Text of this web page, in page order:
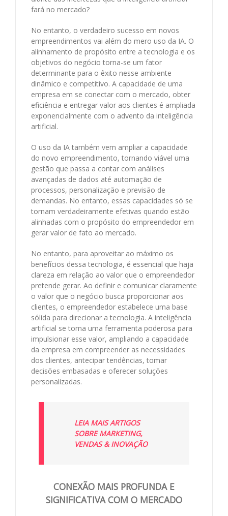
fará no mercado?
No entanto, o verdadeiro sucesso em novos
empreendimentos vai além do mero uso da IA. O
alinhamento de propósito entre a tecnologia e os
objetivos do negócio torna-se um fator
determinante para o êxito nesse ambiente
dinâmico e competitivo. A capacidade de uma
empresa em se conectar com o mercado, obter
eficiência e entregar valor aos clientes é ampliada
exponencialmente com o advento da inteligência
artificial.
O uso da IA também vem ampliar a capacidade
do novo empreendimento, tornando viável uma
gestão que passa a contar com análises
avançadas de dados até automação de
processos, personalização e previsão de
demandas. No entanto, essas capacidades só se
tornam verdadeiramente efetivas quando estão
alinhadas com o propósito do empreendedor em
gerar valor de fato ao mercado.
No entanto, para aproveitar ao máximo os
benefícios dessa tecnologia, é essencial que haja
clareza em relação ao valor que o empreendedor
pretende gerar. Ao definir e comunicar claramente
o valor que o negócio busca proporcionar aos
clientes, o empreendedor estabelece uma base
sólida para direcionar a tecnologia. A inteligência
artificial se torna uma ferramenta poderosa para
impulsionar esse valor, ampliando a capacidade
da empresa em compreender as necessidades
dos clientes, antecipar tendências, tomar
decisões embasadas e oferecer soluções
personalizadas.
LEIA MAIS ARTIGOS
SOBRE MARKETING,
VENDAS & INOVAÇÃO
CONEXÃO MAIS PROFUNDA E
SIGNIFICATIVA COM O MERCADO